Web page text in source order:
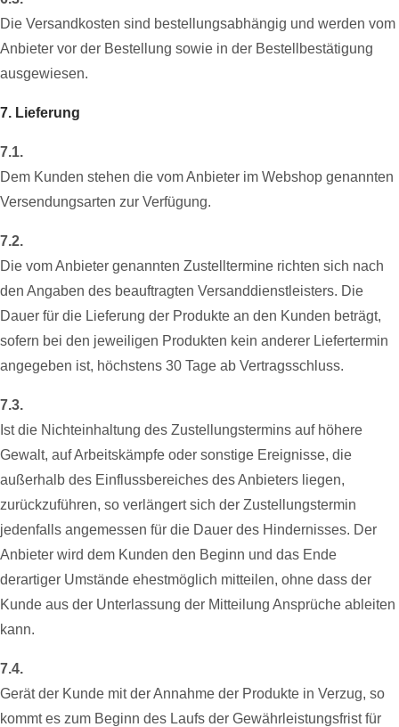
Die Versandkosten sind bestellungsabhängig und werden vom
Anbieter vor der Bestellung sowie in der Bestellbestätigung
ausgewiesen.
7. Lieferung
7.1.
Dem Kunden stehen die vom Anbieter im Webshop genannten
Versendungsarten zur Verfügung.
7.2.
Die vom Anbieter genannten Zustelltermine richten sich nach
den Angaben des beauftragten Versanddienstleisters. Die
Dauer für die Lieferung der Produkte an den Kunden beträgt,
sofern bei den jeweiligen Produkten kein anderer Liefertermin
angegeben ist, höchstens 30 Tage ab Vertragsschluss.
7.3.
Ist die Nichteinhaltung des Zustellungstermins auf höhere
Gewalt, auf Arbeitskämpfe oder sonstige Ereignisse, die
außerhalb des Einflussbereiches des Anbieters liegen,
zurückzuführen, so verlängert sich der Zustellungstermin
jedenfalls angemessen für die Dauer des Hindernisses. Der
Anbieter wird dem Kunden den Beginn und das Ende
derartiger Umstände ehestmöglich mitteilen, ohne dass der
Kunde aus der Unterlassung der Mitteilung Ansprüche ableiten
kann.
7.4.
Gerät der Kunde mit der Annahme der Produkte in Verzug, so
kommt es zum Beginn des Laufs der Gewährleistungsfrist für